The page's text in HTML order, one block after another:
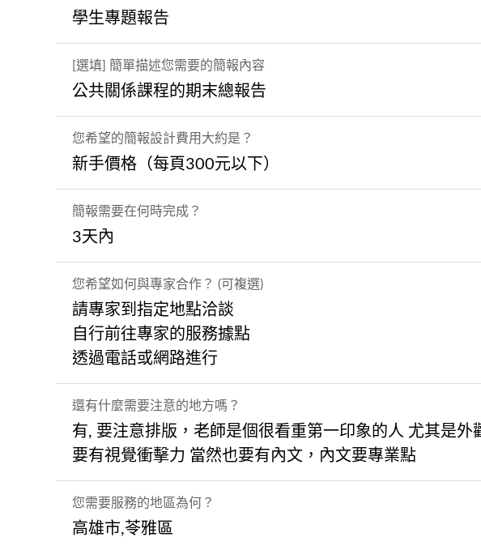
學生專題報告
[選填] 簡單描述您需要的簡報內容
公共關係課程的期末總報告
您希望的簡報設計費用大約是？
新手價格（每頁300元以下）
簡報需要在何時完成？
3天內
您希望如何與專家合作？ (可複選)
請專家到指定地點洽談
自行前往專家的服務據點
透過電話或網路進行
還有什麼需要注意的地方嗎？
有, 要注意排版，老師是個很看重第一印象的人 尤其是外
要有視覺衝擊力 當然也要有內文，內文要專業點
您需要服務的地區為何？
高雄市,苓雅區